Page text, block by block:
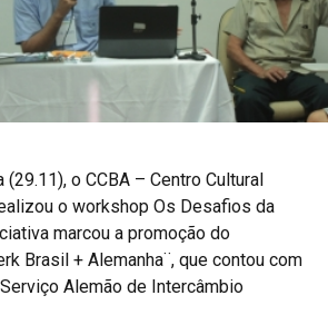
o CCBA – Centro Cultural
o workshop Os Desafios da
marcou a promoção do
Brasil + Alemanha¨, que contou com
Alemão de Intercâmbio